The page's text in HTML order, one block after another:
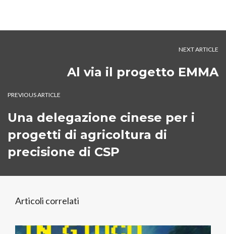
NEXT ARTICLE
Al via il progetto EMMA
PREVIOUS ARTICLE
Una delegazione cinese per i
progetti di agricoltura di
precisione di CSP
Articoli correlati